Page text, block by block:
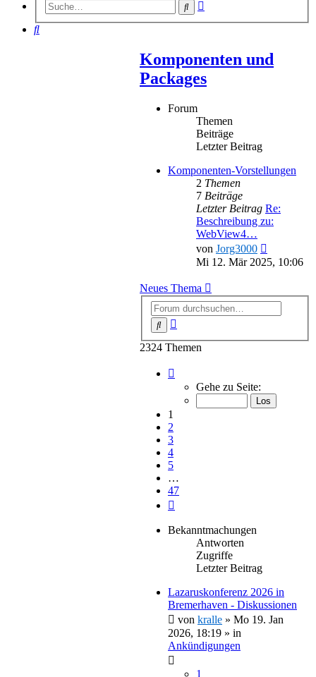
Suche
Suche
Komponenten und
Packages
Forum
Themen
Beiträge
Letzter Beitrag
Komponenten-Vorstellungen
2 Themen
7 Beiträge
Letzter Beitrag Re:
Beschreibung zu:
WebView4…
von Jorg3000
Beitrag
Mi 12. Mär 2025, 10:06
Neues Thema
Suche
2324 Themen
von
Gehe zu Seite:
1
2
3
4
5
…
47
Bekanntmachungen
Antworten
Zugriffe
Letzter Beitrag
Lazaruskonferenz 2026 in
Bremerhaven - Diskussionen
von kralle » Mo 19. Jan
2026, 18:19 » in
Ankündigungen
1